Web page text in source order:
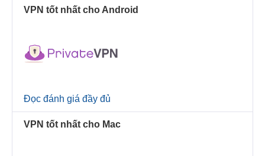
VPN tốt nhất cho Android
Đọc đánh giá đầy đủ
VPN tốt nhất cho Mac